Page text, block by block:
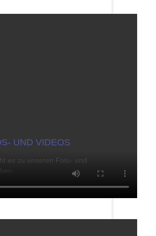
UND VIDEOS
es zu unseren Foto- und